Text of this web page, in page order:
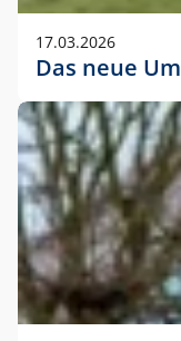
17.03.2026
Das neue